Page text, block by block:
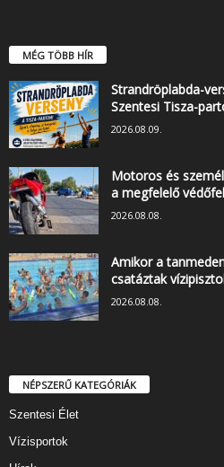
MÉG TÖBB HÍR
Strandröplabda-
Szentesi Tisza-
2026.08.09.
Motoros és
a megfelelő
2026.08.08.
Amikor a
csatáztak
2026.08.08.
NÉPSZERŰ KATEGÓRIÁK
Szentesi Élet
Vízisportok